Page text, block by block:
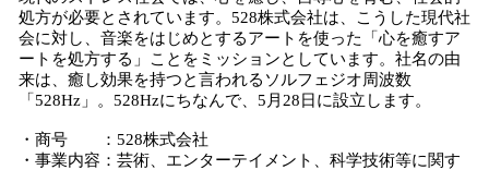
処方が必要とされています。528株式会社は、こうした現代社
会に対し、音楽をはじめとするアートを使った「心を癒すア
ートを処方する」ことをミッションとしています。社名の由
来は、癒し効果を持つと言われるソルフェジオ周波数
「528Hz」。528Hzにちなんで、5月28日に設立します。
・商号 ：528株式会社
・事業内容：芸術、エンターテイメント、科学技術等に関す